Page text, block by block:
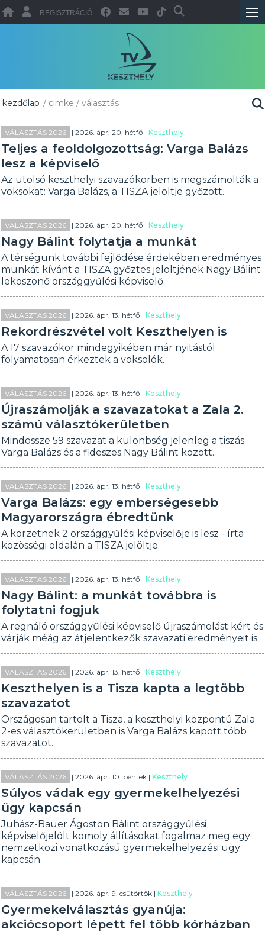
REGISZTRÁCIÓ
kezdőlap / cimke / választás
VÁLASZTÁS 2026 | 2026. ápr. 20. hétfő |Keszthely
Teljes a feoldolgozottság: Varga Balázs
lesz a képviselő
Az utolsó keszthelyi szavazókörben is megszámolták a
voksokat: Varga Balázs, a TISZA jelöltje győzött.
VÁLASZTÁS 2026 | 2026. ápr. 20. hétfő |Keszthely
Nagy Bálint folytatja a munkát
A térségünk további fejlődése érdekében eredményes
munkát kívánt a TISZA győztes jelöltjének Nagy Bálint
leköszönő országgyűlési képviselő.
VÁLASZTÁS 2026 | 2026. ápr. 13. hétfő |Keszthely
Rekordrészvétel volt Keszthelyen is
A 17 szavazókör mindegyikében már nyitástól
folyamatosan érkeztek a voksolók.
VÁLASZTÁS 2026 | 2026. ápr. 13. hétfő |Keszthely
Újraszámolják a szavazatokat a Zala 2.
számú választókerületben
Mindössze 59 szavazat a különbség jelenleg a tiszás
Varga Balázs és a fideszes Nagy Bálint között.
VÁLASZTÁS 2026 | 2026. ápr. 13. hétfő |Keszthely
Varga Balázs: egy emberségesebb
Magyarországra ébredtünk
A körzetnek 2 országgyűlési képviselője is lesz - írta
közösségi oldalán a TISZA jelöltje.
VÁLASZTÁS 2026 | 2026. ápr. 13. hétfő |Keszthely
Nagy Bálint: a munkát továbbra is
folytatni fogjuk
A regnáló országgyűlési képviselő újraszámolást kért és
várják méág az átjelentkezők szavazati eredményeit is.
VÁLASZTÁS 2026 | 2026. ápr. 13. hétfő |Keszthely
Keszthelyen is a Tisza kapta a legtöbb
szavazatot
Országosan tartolt a Tisza, a keszthelyi központú Zala
2-es választókerületben is Varga Balázs kapott több
szavazatot.
VÁLASZTÁS 2026 | 2026. ápr. 10. péntek |Keszthely
Súlyos vádak egy gyermekelhelyezési
ügy kapcsán
Juhász-Bauer Ágoston Bálint országgyűlési
képviselőjelölt komoly állításokat fogalmaz meg egy
nemzetközi vonatkozású gyermekelhelyezési ügy
kapcsán.
VÁLASZTÁS 2026 | 2026. ápr. 9. csütörtök |Keszthely
Gyermekelválasztás gyanúja:
akciócsoport lépett fel több kórházban